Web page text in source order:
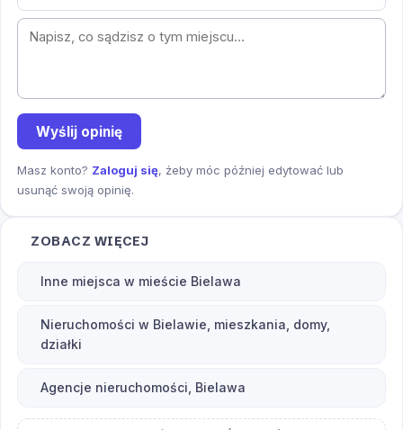
Wyślij opinię
Masz konto? Zaloguj się, żeby móc później edytować lub
usunąć swoją opinię.
ZOBACZ WIĘCEJ
Inne miejsca w mieście Bielawa
Nieruchomości w Bielawie, mieszkania, domy,
działki
Agencje nieruchomości, Bielawa